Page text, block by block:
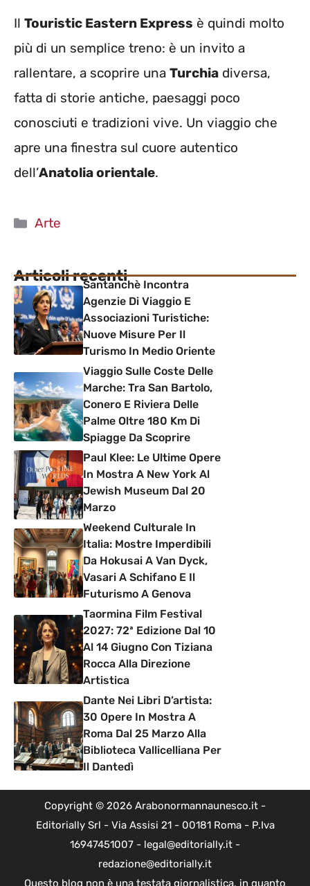
Il Touristic Eastern Express è quindi molto
più di un semplice treno: è un invito a
rallentare, a scoprire una Turchia diversa,
fatta di storie antiche, paesaggi poco
conosciuti e tradizioni vive. Un viaggio che
apre una finestra sul cuore autentico
dell’Anatolia orientale.
Categorie
Arte
Articoli recentiSantanchè Incontra
Agenzie Di Viaggio E
Associazioni Turistiche:
Nuove Misure Per Il
Turismo In Medio Oriente
Viaggio Sulle Coste Delle
Marche: Tra San Bartolo,
Conero E Riviera Delle
Palme Oltre 180 Km Di
Spiagge Da Scoprire
Paul Klee: Le Ultime Opere
In Mostra A New York Al
Jewish Museum Dal 20
Marzo
Weekend Culturale In
Italia: Mostre Imperdibili
Da Hokusai A Van Dyck,
Vasari A Schifano E Il
Futurismo A Genova
Taormina Film Festival
2027: 72ª Edizione Dal 10
Al 14 Giugno Con Tiziana
Rocca Alla Direzione
Artistica
Dante Nei Libri D’artista:
30 Opere In Mostra A
Roma Dal 25 Marzo Alla
Biblioteca Vallicelliana Per
Il Dantedì
Copyright © 2026 Arabonormannaunesco.it -
Editorially Srl - Via Assisi 21 - 00181 Roma - P.Iva
16947451007 - legal@editorially.it -
redazione@editorially.it
Questo blog non è una testata giornalistica, in quanto